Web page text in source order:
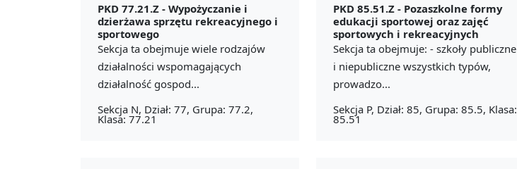
PKD 77.21.Z - Wypożyczanie i
dzierżawa sprzętu rekreacyjnego i
sportowego
Sekcja ta obejmuje wiele rodzajów
działalności wspomagających
działalność gospod...
Sekcja N, Dział: 77, Grupa: 77.2,
Klasa: 77.21
PKD 85.51.Z - Pozaszkolne formy
edukacji sportowej oraz zajęć
sportowych i rekreacyjnych
Sekcja ta obejmuje: - szkoły publiczne
i niepubliczne wszystkich typów,
prowadzo...
Sekcja P, Dział: 85, Grupa: 85.5, Klasa:
85.51